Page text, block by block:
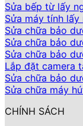
Sửa bếp từ lấy
Sửa máy tính lấy
Sửa chữa bảo
Sửa chữa bảo
Sửa chữa bảo
Lắp đặt camera
Sửa chữa bảo
Sửa chữa máy
CHÍNH SÁCH